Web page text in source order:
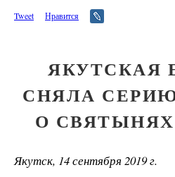
Tweet Нравится
ЯКУТСКАЯ
СНЯЛА
О
Якутск, 14 сентября 2019 г.